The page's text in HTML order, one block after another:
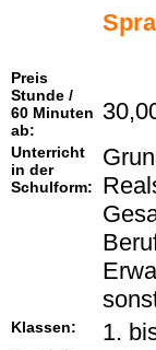
Preis
Stunde /
60 Minuten
ab:
Unterricht
in der
Schulform:
Klassen: 1.